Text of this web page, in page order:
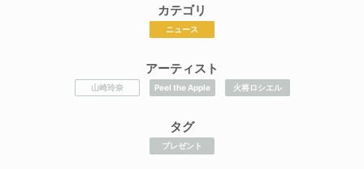
カテゴリ
ニュース
アーティスト
山崎玲奈 Peel the Apple 火将ロシエル
タグ
プレゼント